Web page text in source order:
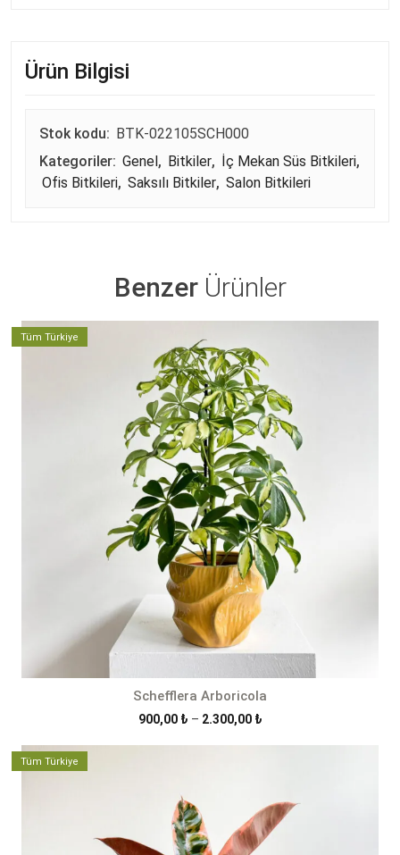
Ürün Bilgisi
Stok kodu: BTK-022105SCH000
Kategoriler: Genel, Bitkiler, İç Mekan Süs Bitkileri,
Ofis Bitkileri, Saksılı Bitkiler, Salon Bitkileri
BenzerÜrünler
Tüm Türkiye
Schefflera Arboricola
900,00 ₺ – 2.300,00 ₺Fiyat
Tüm Türkiye